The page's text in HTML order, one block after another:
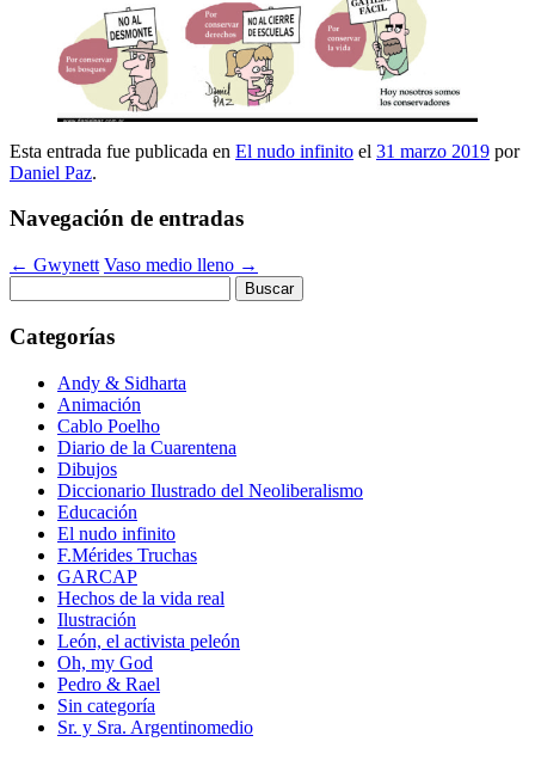
Esta entrada fue publicada en El nudo infinito el 31 marzo 2019 por
Daniel Paz.
Navegación de entradas
← Gwynett Vaso medio lleno →
Categorías
Andy & Sidharta
Animación
Cablo Poelho
Diario de la Cuarentena
Dibujos
Diccionario Ilustrado del Neoliberalismo
Educación
El nudo infinito
F.Mérides Truchas
GARCAP
Hechos de la vida real
Ilustración
León, el activista peleón
Oh, my God
Pedro & Rael
Sin categoría
Sr. y Sra. Argentinomedio